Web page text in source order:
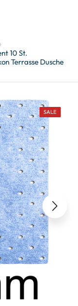
10 St.
Terrasse Dusche
SALE